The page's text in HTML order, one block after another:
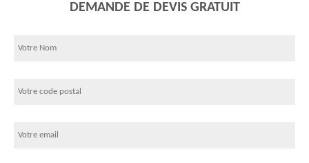
DEMANDE DE DEVIS GRATUIT